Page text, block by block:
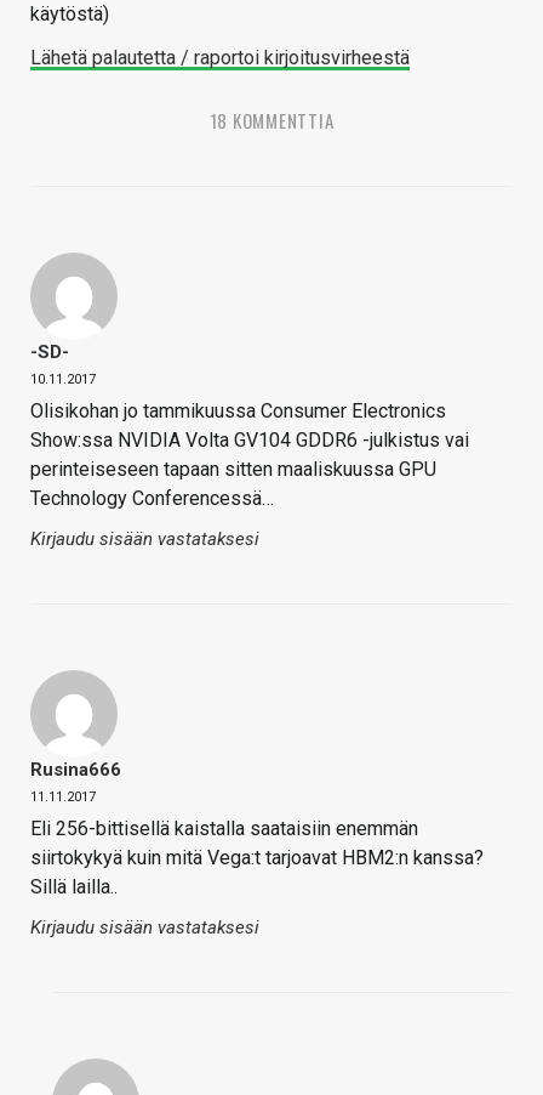
käytöstä)
Lähetä palautetta / raportoi kirjoitusvirheestä
18 KOMMENTTIA
-SD-
10.11.2017
Olisikohan jo tammikuussa Consumer Electronics
Show:ssa NVIDIA Volta GV104 GDDR6 -julkistus vai
perinteiseseen tapaan sitten maaliskuussa GPU
Technology Conferencessä…
Kirjaudu sisään vastataksesi
Rusina666
11.11.2017
Eli 256-bittisellä kaistalla saataisiin enemmän
siirtokykyä kuin mitä Vega:t tarjoavat HBM2:n kanssa?
Sillä lailla..
Kirjaudu sisään vastataksesi